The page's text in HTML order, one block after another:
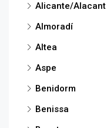
Alicante/Alacant
Almoradí
Altea
Aspe
Benidorm
Benissa